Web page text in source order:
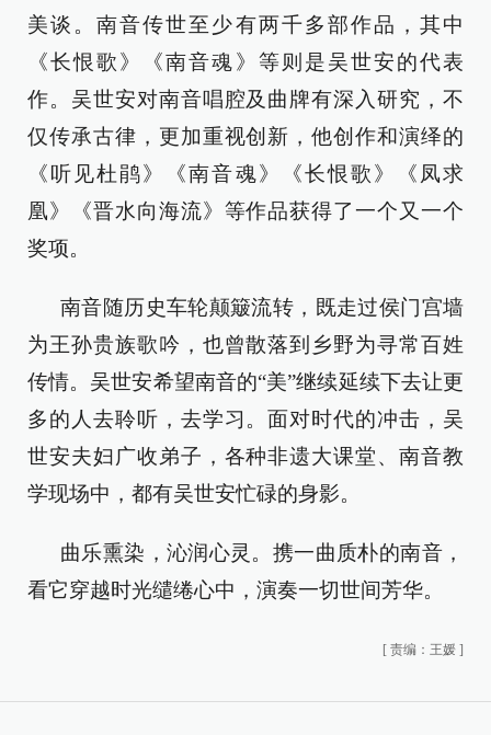
美谈。南音传世至少有两千多部作品，其中
《长恨歌》《南音魂》等则是吴世安的代表
作。吴世安对南音唱腔及曲牌有深入研究，不
仅传承古律，更加重视创新，他创作和演绎的
《听见杜鹃》《南音魂》《长恨歌》《凤求
凰》《晋水向海流》等作品获得了一个又一个
奖项。
南音随历史车轮颠簸流转，既走过侯门宫墙
为王孙贵族歌吟，也曾散落到乡野为寻常百姓
传情。吴世安希望南音的“美”继续延续下去让更
多的人去聆听，去学习。面对时代的冲击，吴
世安夫妇广收弟子，各种非遗大课堂、南音教
学现场中，都有吴世安忙碌的身影。
曲乐熏染，沁润心灵。携一曲质朴的南音，
看它穿越时光缱绻心中，演奏一切世间芳华。
[ 责编：王媛 ]